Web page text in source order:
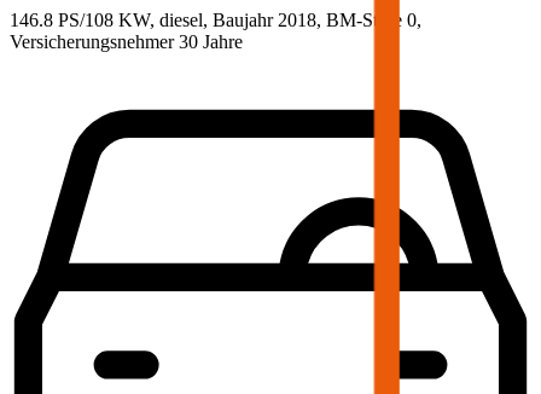
146.8 PS/108 KW, diesel, Baujahr 2018, BM-Stufe 0,
Versicherungsnehmer 30 Jahre